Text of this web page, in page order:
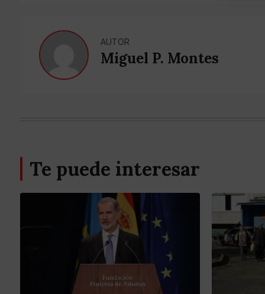
AUTOR
Miguel P. Montes
Te puede interesar